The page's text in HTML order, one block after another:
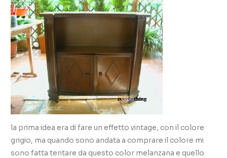
la prima idea era di fare un effetto vintage, con il colore
grigio, ma quando sono andata a comprare il colore mi
sono fatta tentare da questo color melanzana e quello